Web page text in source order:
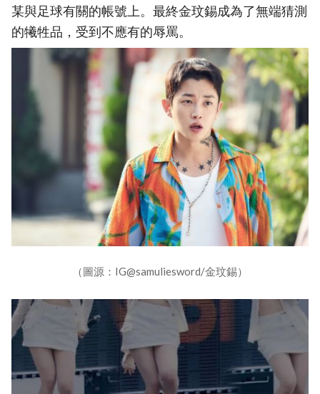
某與足球有關的帳號上。最終金玟錫成為了無端猜測
的犧牲品，受到不應有的辱罵。
（圖源：IG@samuliesword/金玟錫）